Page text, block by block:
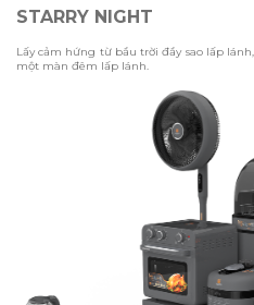
STARRY NIGHT
Lấy cảm hứng từ bầu trời đầy sao lấp
một màn đêm lấp lánh.